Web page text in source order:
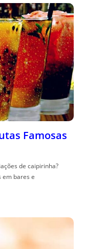
Famosas
de caipirinha?
em bares e